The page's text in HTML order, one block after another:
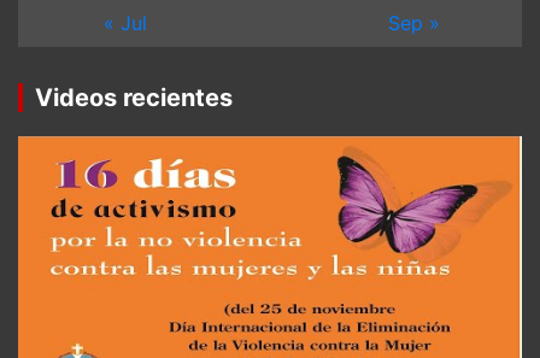
« Jul
Sep »
Videos recientes